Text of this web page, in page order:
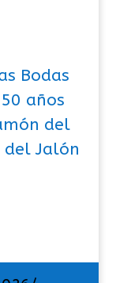
Bodas
años
del
del Jalón